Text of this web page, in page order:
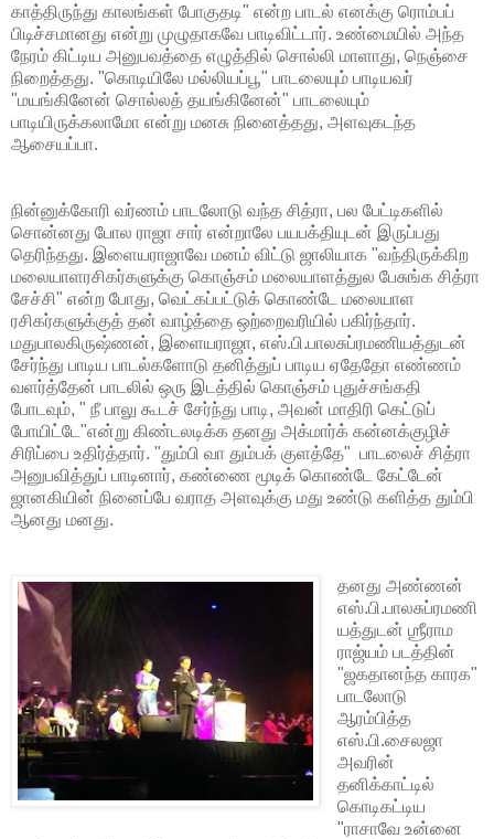
காத்திருந்து காலங்கள் போகுதடி" என்ற பாடல் எனக்கு ரொம்பப்
பிடிச்சமானது என்று முழுதாகவே பாடிவிட்டார். உண்மையில் அந்த
நேரம் கிட்டிய அனுபவத்தை எழுத்தில் சொல்லி மாளாது, நெஞ்சை
நிறைத்தது. "கொடியிலே மல்லியப்பூ" பாடலையும் பாடியவர்
"மயங்கினேன் சொல்லத் தயங்கினேன்" பாடலையும்
பாடியிருக்கலாமோ என்று மனசு நினைத்தது, அளவுகடந்த
ஆசையப்பா.
நின்னுக்கோரி வர்ணம் பாடலோடு வந்த சித்ரா, பல பேட்டிகளில்
சொன்னது போல ராஜா சார் என்றாலே பயபக்தியுடன் இருப்பது
தெரிந்தது. இளையராஜாவே மனம் விட்டு ஜாலியாக "வந்திருக்கிற
மலையாளரசிகர்களுக்கு கொஞ்சம் மலையாளத்துல பேசுங்க சித்ரா
சேச்சி" என்ற போது, வெட்கப்பட்டுக் கொண்டே மலையாள
ரசிகர்களுக்குத் தன் வாழ்த்தை ஒற்றைவரியில் பகிர்ந்தார்.
மதுபாலகிருஷ்ணன், இளையராஜா, எஸ்.பி.பாலசுப்ரமணியத்துடன்
சேர்ந்து பாடிய பாடல்களோடு தனித்துப் பாடிய ஏதேதோ எண்ணம்
வளர்த்தேன் பாடலில் ஒரு இடத்தில் கொஞ்சம் புதுச்சங்கதி
போடவும், " நீ பாலு கூடச் சேர்ந்து பாடி, அவன் மாதிரி கெட்டுப்
போயிட்டே"என்று கிண்டலடிக்க தனது அக்மார்க் கன்னக்குழிச்
சிரிப்பை உதிர்த்தார். "தும்பி வா தும்பக் குளத்தே" பாடலைச் சித்ரா
அனுபவித்துப் பாடினார், கண்ணை மூடிக் கொண்டே கேட்டேன்
ஜானகியின் நினைப்பே வராத அளவுக்கு மது உண்டு களித்த தும்பி
ஆனது மனது.
தனது அண்ணன்
எஸ்.பி.பாலசுப்ரமணி
யத்துடன் ஶ்ரீராம
ராஜ்யம் படத்தின்
"ஜகதானந்த காரக"
பாடலோடு
ஆரம்பித்த
எஸ்.பி.சைலஜா
அவரின்
தனிக்காட்டில்
கொடிகட்டிய
"ராசாவே உன்னை